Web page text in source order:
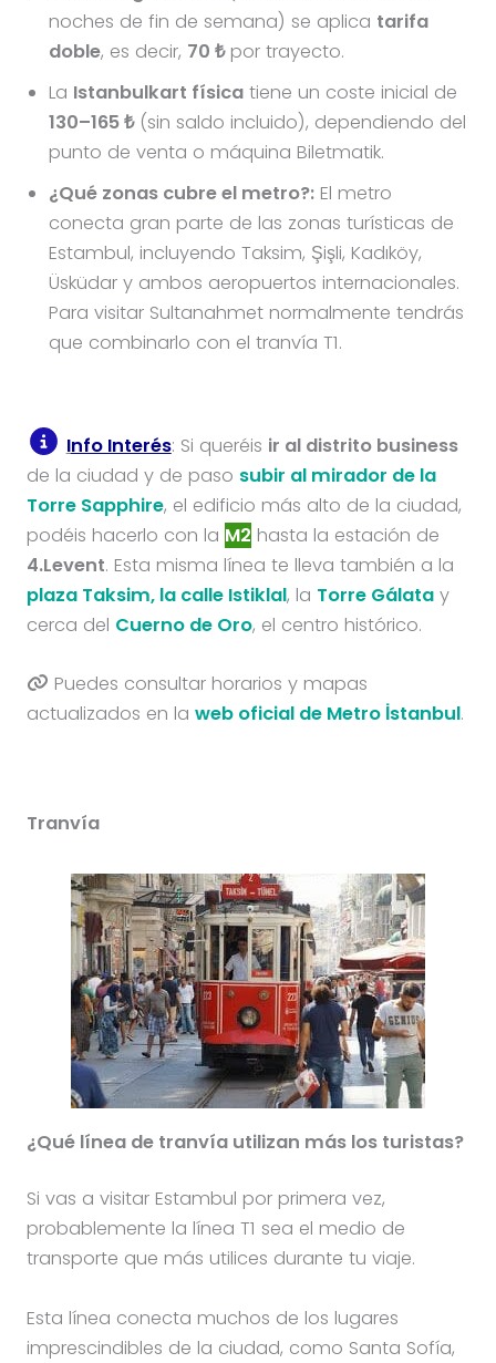
noches de fin de semana) se aplica tarifa
doble, es decir, 70 ₺por trayecto.
La Istanbulkart físicatiene un coste inicial de
130–165 ₺(sin saldo incluido), dependiendo del
punto de venta o máquina Biletmatik.
¿Qué zonas cubre el metro?:El metro
conecta gran parte de las zonas turísticas de
Estambul, incluyendo Taksim, Şişli, Kadıköy,
Üsküdar y ambos aeropuertos internacionales.
Para visitar Sultanahmet normalmente tendrás
que combinarlo con el tranvía T1.
Info Interés: Si queréis ir al distrito business
de la ciudad y de paso subir al mirador de la
Torre Sapphire, el edificio más alto de la ciudad,
podéis hacerlo con la M2 hasta la estación de
4.Levent. Esta misma línea te lleva también a la
plaza Taksim, la calle Istiklal, la Torre Gálatay
cerca del Cuerno de Oro, el centro histórico.
Puedes consultar horarios y mapas
actualizados en la web oficial de Metro İstanbul.
Tranvía
¿Qué línea de tranvía utilizan más los turistas?
Si vas a visitar Estambul por primera vez,
probablemente la línea T1 sea el medio de
transporte que más utilices durante tu viaje.
Esta línea conecta muchos de los lugares
imprescindibles de la ciudad, como Santa Sofía,